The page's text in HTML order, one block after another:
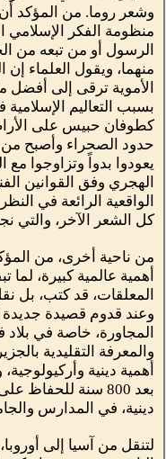
وشعر روما. من المؤكد أن
منظومة الفكر الإسلامي
الرسول أو من تبعه من
منهما، ويقول العلماء
الأموية ترقى إلى
بسبب التعاليم
كطوفان حبيس على
حدود الصحراء وأصبح من
يعودوا بدواً وتزاوجوا
الهجري وفق القوانين
الواقعية الرائعة في
كل الشعر الآخر، والتي
من ناحية أخرى، من
أهمية عالمية كبيرة،
المعلقات، قد كتب، بل
وعند قدوم قصيدة جديدة
المجاورة، خاصة في
والمعرفة التقليدية
أهمية دينية
بعد 800 سنة
دينية، في المدارس
لتنقل من آسيا إلى